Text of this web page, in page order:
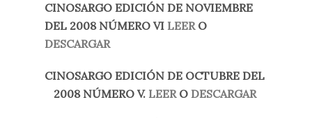
CINOSARGO EDICIÓN DE NOVIEMBRE
DEL 2008 NÚMERO VI LEERO
DESCARGAR
CINOSARGO EDICIÓN DE OCTUBRE DEL
2008 NÚMERO V. LEER O DESCARGAR